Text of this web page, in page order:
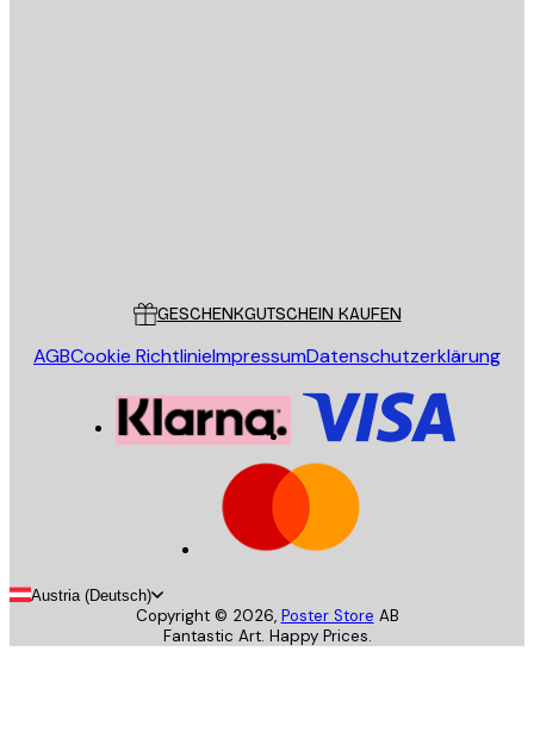
GESCHENKGUTSCHEIN KAUFEN
AGBCookie RichtlinieImpressumDatenschutzerklärung
Austria (Deutsch)
Copyright © 2026, Poster Store AB
Fantastic Art. Happy Prices.